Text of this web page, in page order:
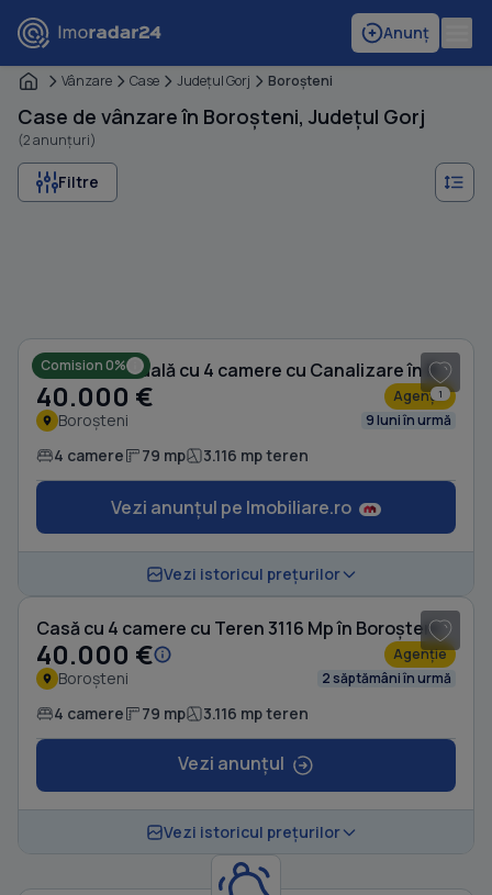
Anunț
Vânzare Case Judeţul Gorj Boroşteni
Case de vânzare în Boroșteni, Județul Gorj
(2 anunțuri)
Filtre
1
Comision 0% Casă individuală cu 4 camere cu Canalizare în Boroșteni
40.000 € Agenție
Boroșteni 9 luni în urmă
4 camere 79 mp 3.116 mp teren
Vezi anunțul pe Imobiliare.ro
Vezi istoricul prețurilor
Casă cu 4 camere cu Teren 3116 Mp în Boroșteni
40.000 € Agenție
Boroșteni 2 săptămâni în urmă
4 camere 79 mp 3.116 mp teren
Vezi anunțul
Vezi istoricul prețurilor